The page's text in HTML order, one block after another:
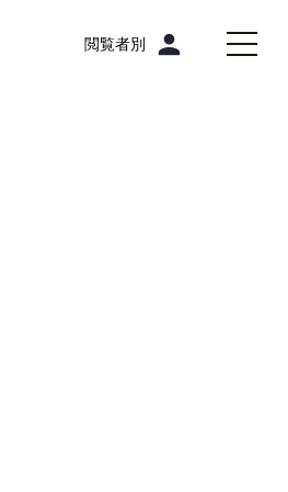
閲覧者別 person